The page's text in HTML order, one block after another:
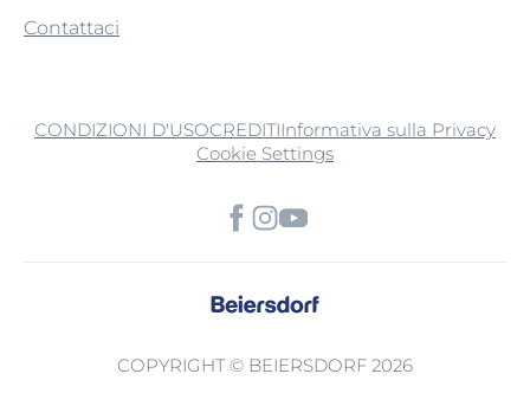
Contattaci
CONDIZIONI D'USOCREDITIInformativa sulla Privacy
Cookie Settings
COPYRIGHT © BEIERSDORF 2026